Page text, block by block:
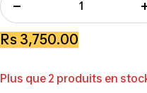
la
quantité
Prix
vente
Rs 3,750.00
Plus que 2 produits en